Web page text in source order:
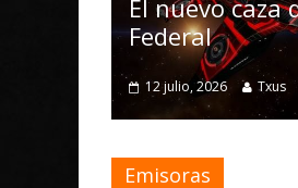
nuevo caza de la Armada
Txus 0
Emisoras